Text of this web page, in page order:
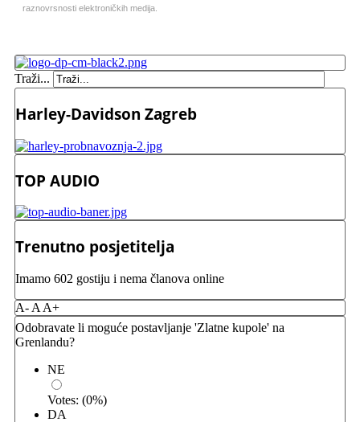
raznovrsnosti elektroničkih medija.
Traži...
Harley-Davidson Zagreb
TOP AUDIO
Trenutno posjetitelja
Imamo 602 gostiju i nema članova online
A- A A+
Odobravate li moguće postavljanje 'Zlatne kupole' na
Grenlandu?
NE
Votes: (0%)
DA